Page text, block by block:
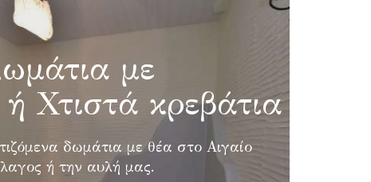
με
ή Χτιστά κρεβάτια
δωμάτια με θέα στο Αιγαίο
ή την αυλή μας.